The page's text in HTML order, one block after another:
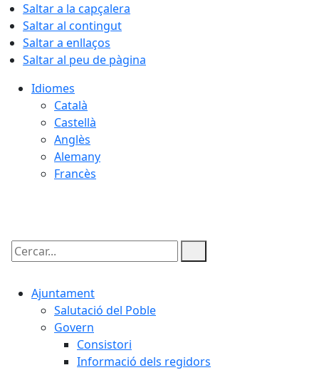
Saltar a la capçalera
Saltar al contingut
Saltar a enllaços
Saltar al peu de pàgina
Idiomes
Català
Castellà
Anglès
Alemany
Francès
Cercar:
Ajuntament
Salutació del Poble
Govern
Consistori
Informació dels regidors